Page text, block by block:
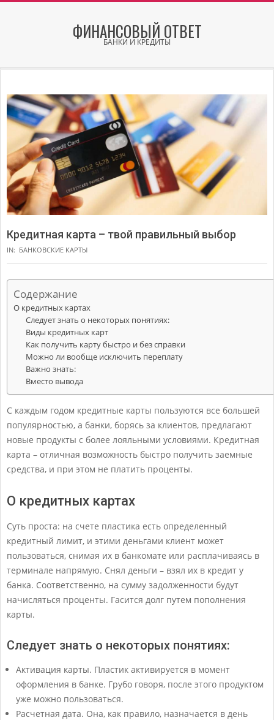
ФИНАНСОВЫЙ ОТВЕТ
БАНКИ И КРЕДИТЫ
Menu
Кредитная карта – твой правильный выбор
IN: БАНКОВСКИЕ КАРТЫ
Содержание
О кредитных картах
Следует знать о некоторых понятиях:
Виды кредитных карт
Как получить карту быстро и без справки
Можно ли вообще исключить переплату
Важно знать:
Вместо вывода
С каждым годом кредитные карты пользуются все большей
популярностью, а банки, борясь за клиентов, предлагают
новые продукты с более лояльными условиями. Кредитная
карта – отличная возможность быстро получить заемные
средства, и при этом не платить проценты.
О кредитных картах
Суть проста: на счете пластика есть определенный
кредитный лимит, и этими деньгами клиент может
пользоваться, снимая их в банкомате или расплачиваясь в
терминале напрямую. Снял деньги – взял их в кредит у
банка. Соответственно, на сумму задолженности будут
начисляться проценты. Гасится долг путем пополнения
карты.
Следует знать о некоторых понятиях:
Активация карты. Пластик активируется в момент
оформления в банке. Грубо говоря, после этого продуктом
уже можно пользоваться.
Расчетная дата. Она, как правило, назначается в день